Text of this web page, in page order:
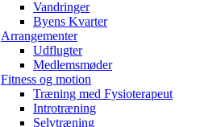
Vandringer
Byens Kvarter
Arrangementer
Udflugter
Medlemsmøder
Fitness og motion
Træning med Fysioterapeut
Introtræning
Selvtræning